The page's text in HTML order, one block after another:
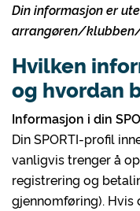
Din informasjon er
arrangøren/
Hvilken
og hvordan
Informasjon i din
Din SPORTI-profil
vanligvis trenger å
registrering og
gjennomføring). Hvis